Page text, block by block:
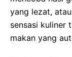
yang lezat,
sensasi kuliner
makan yang